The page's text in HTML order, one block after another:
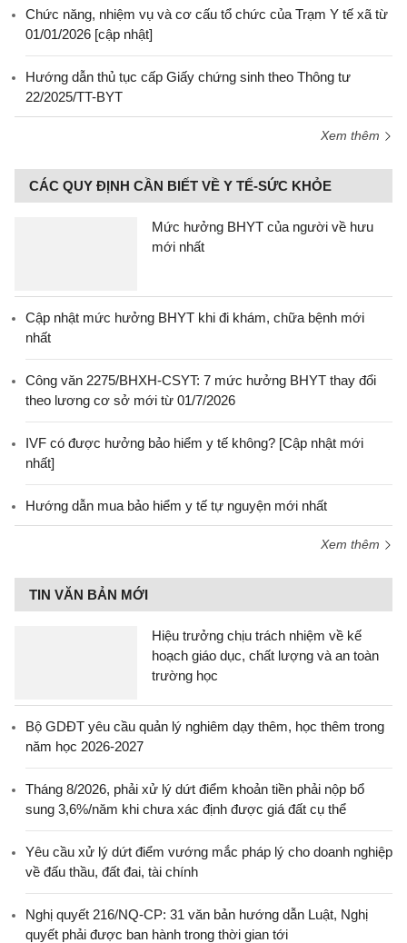
Chức năng, nhiệm vụ và cơ cấu tổ chức của Trạm Y tế xã từ
01/01/2026 [cập nhật]
Hướng dẫn thủ tục cấp Giấy chứng sinh theo Thông tư
22/2025/TT-BYT
Xem thêm
CÁC QUY ĐỊNH CẦN BIẾT VỀ Y TẾ-SỨC KHỎE
Mức hưởng BHYT của người về hưu
mới nhất
Cập nhật mức hưởng BHYT khi đi khám, chữa bệnh mới
nhất
Công văn 2275/BHXH-CSYT: 7 mức hưởng BHYT thay đổi
theo lương cơ sở mới từ 01/7/2026
IVF có được hưởng bảo hiểm y tế không? [Cập nhật mới
nhất]
Hướng dẫn mua bảo hiểm y tế tự nguyện mới nhất
Xem thêm
TIN VĂN BẢN MỚI
Hiệu trưởng chịu trách nhiệm về kế
hoạch giáo dục, chất lượng và an toàn
trường học
Bộ GDĐT yêu cầu quản lý nghiêm dạy thêm, học thêm trong
năm học 2026-2027
Tháng 8/2026, phải xử lý dứt điểm khoản tiền phải nộp bổ
sung 3,6%/năm khi chưa xác định được giá đất cụ thể
Yêu cầu xử lý dứt điểm vướng mắc pháp lý cho doanh nghiệp
về đấu thầu, đất đai, tài chính
Nghị quyết 216/NQ-CP: 31 văn bản hướng dẫn Luật, Nghị
quyết phải được ban hành trong thời gian tới